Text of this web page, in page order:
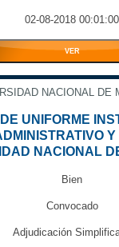
02-08-2018 00:01:00
VER
NACIONAL DE
UNIFORME
NACIONAL
Bien
Convocado
Adjudicación